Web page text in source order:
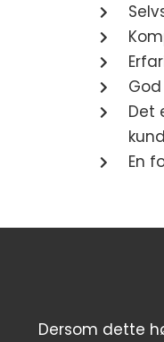
Det
En
Dersom dette